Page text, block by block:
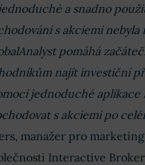
a snadno
s akciemi nebyla
pomáhá
najít investiční
jednoduché aplikace
s akciemi po
manažer pro marketing
Interactive